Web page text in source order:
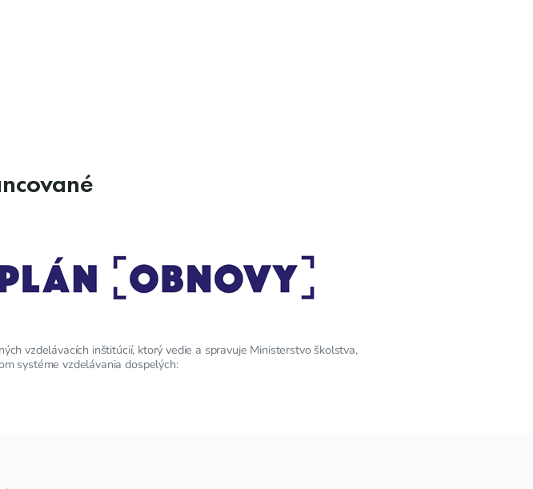
vzdelávacích inštitúcií, ktorý vedie a spravuje Ministerstvo školstva,
systéme vzdelávania dospelých: